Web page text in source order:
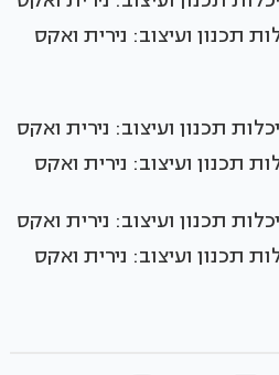
תכנון ועיצוב: נירית ואקס
תכנון ועיצוב: נירית ואקס
תכנון ועיצוב: נירית ואקס